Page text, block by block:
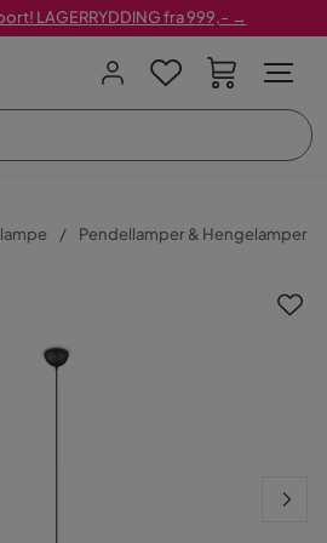
LAGERRYDDING fra 999,- →
Pendellamper & Hengelamper